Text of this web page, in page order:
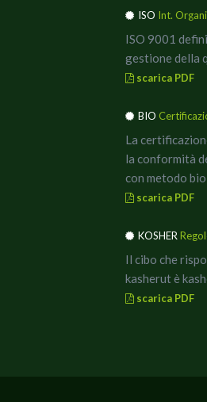
ISO Int.
ISO 9001
gestione della
scarica PDF
BIO
La
la conformità
con metodo
scarica PDF
KOSHER
Il cibo che
scarica PDF